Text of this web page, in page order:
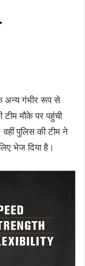
अन्य गंभीर रूप से
टीम मौके पर पहुंची
पुलिस की टीम ने
भेज दिया है।